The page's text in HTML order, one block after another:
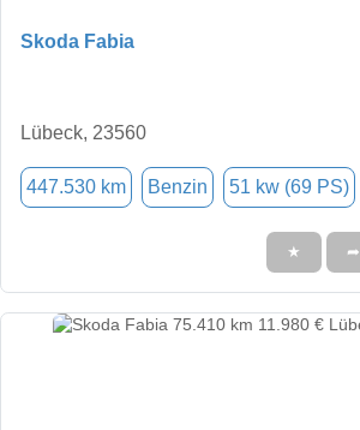
Skoda Fabia
Lübeck, 23560
447.530 km Benzin 51 kw (69 PS)
★ ➦